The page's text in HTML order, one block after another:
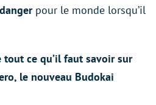
pour le monde lorsqu’il
tout ce qu’il faut savoir sur
le nouveau Budokai